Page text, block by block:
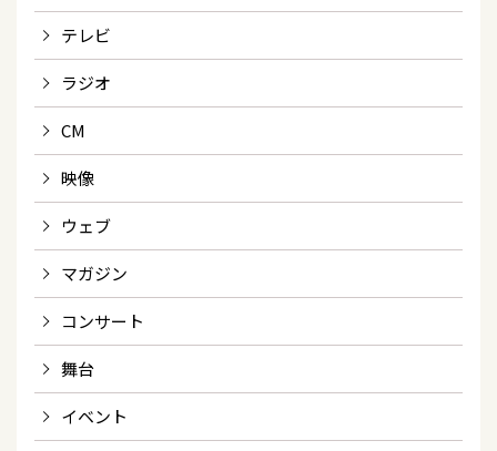
テレビ
ラジオ
CM
映像
ウェブ
マガジン
コンサート
舞台
イベント